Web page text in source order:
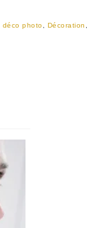
déco photo Décoration